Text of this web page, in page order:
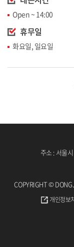
Open ~ 14:00
휴무일
화요일, 일요일
주소 : 서울
COPYRIGHT ©
개인정보